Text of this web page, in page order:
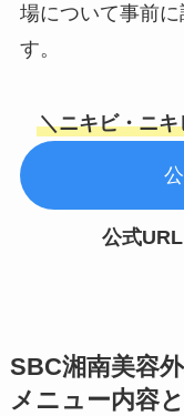
場について事前
す。
＼ニキビ・ニ
公式
SBC湘南美容
メニュー内容